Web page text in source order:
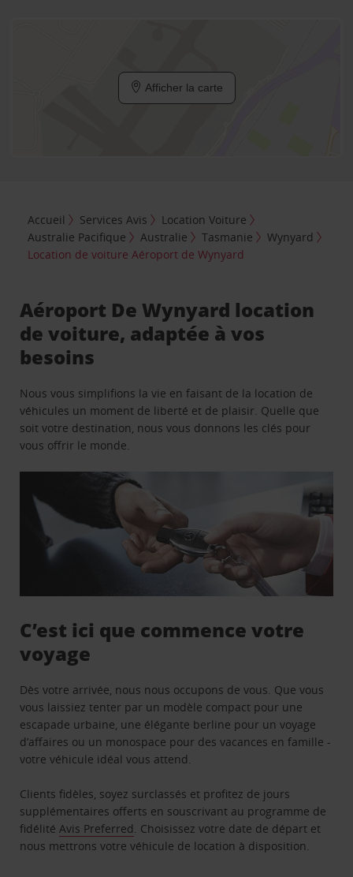
Afficher la carte
Accueil Services Avis
Location Voiture
Australie Pacifique
Australie Tasmanie
Wynyard
Location de voiture Aéroport de Wynyard
Aéroport De Wynyard location
de voiture, adaptée à vos
besoins
Nous vous simplifions la vie en faisant de la location de
véhicules un moment de liberté et de plaisir. Quelle que
soit votre destination, nous vous donnons les clés pour
vous offrir le monde.
C’est ici que commence votre
voyage
Dès votre arrivée, nous nous occupons de vous. Que vous
vous laissiez tenter par un modèle compact pour une
escapade urbaine, une élégante berline pour un voyage
d’affaires ou un monospace pour des vacances en famille -
votre véhicule idéal vous attend.
Clients fidèles, soyez surclassés et profitez de jours
supplémentaires offerts en souscrivant au programme de
fidélitéAvis Preferred. Choisissez votre date de départ et
nous mettrons votre véhicule de location à disposition.